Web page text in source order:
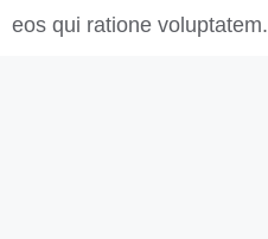
eos qui ratione voluptatem.